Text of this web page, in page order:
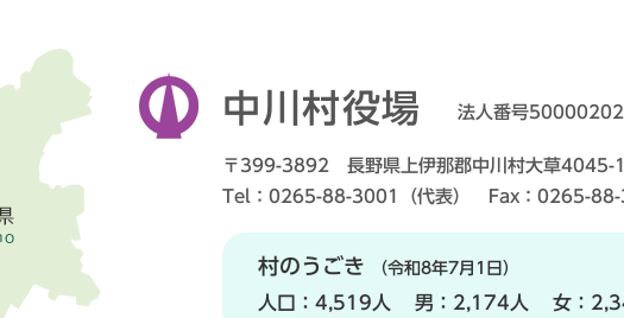
中川村役場 法人番号
〒399-3892 長野県上伊那郡中川村大草4045-1
Tel：0265-88-3001（代表） Fax：0265-
村のうごき （令和8年7月1日）
人口： 4,519人 男： 2,174人 女：